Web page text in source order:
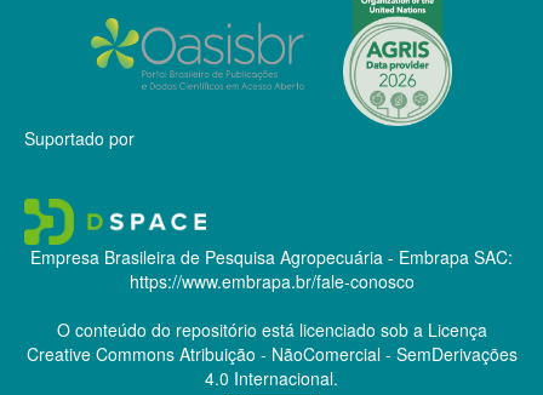
Suportado por
Empresa Brasileira de Pesquisa Agropecuária - Embrapa SAC:
https://www.embrapa.br/fale-conosco
O conteúdo do repositório está licenciado sob a Licença
Creative CommonsAtribuição - NãoComercial - SemDerivações
4.0 Internacional.